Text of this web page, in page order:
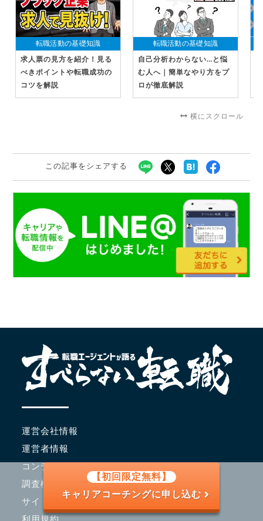
転職活動の基礎知識
求人票の見方を紹介！見る
べきポイントや転職成功の
コツを解説
転職活動の基礎知識
自己分析わからない…と悩
む人へ｜簡単なやり方をプ
ロが徹底解説
横にスクロール
この記事をシェアする
【初回限定無料】
キャリアコーチングに申し込む
運営会社情報
運営者情報
コンテンツポリシー
調査概要・ランキングの根拠
サイトマップ